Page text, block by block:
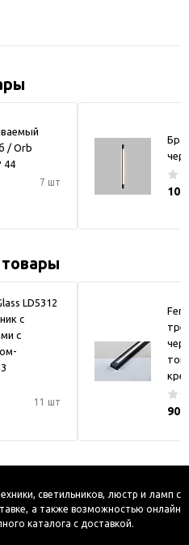
/ Orb
44
7 шт
Бра
10
LD5312
с
с
11 шт
светильников, люстр и ламп с
а также возможностью онлайн
каталога с доставкой.